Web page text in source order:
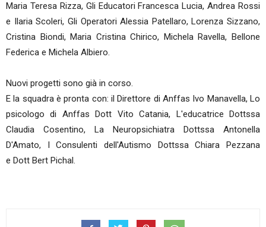
Maria Teresa Rizza, Gli Educatori Francesca Lucia, Andrea Rossi
e Ilaria Scoleri, Gli Operatori Alessia Patellaro, Lorenza Sizzano,
Cristina Biondi, Maria Cristina Chirico, Michela Ravella, Bellone
Federica e Michela Albiero.
Nuovi progetti sono già in corso.
E la squadra è pronta con: il Direttore di Anffas Ivo Manavella, Lo
psicologo di Anffas Dott Vito Catania, L'educatrice Dottssa
Claudia Cosentino, La Neuropsichiatra Dottssa Antonella
D'Amato, I Consulenti dell'Autismo Dottssa Chiara Pezzana
e Dott Bert Pichal.